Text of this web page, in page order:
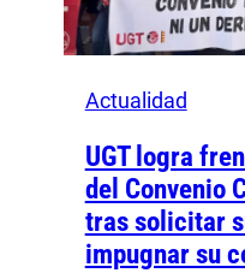
Actualidad
UGT logra
del Convenio
tras solicitar
impugnar su